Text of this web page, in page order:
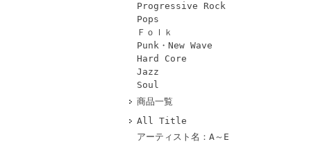
Progressive Rock
Pops
Ｆｏｌｋ
Punk・New Wave
Hard Core
Jazz
Soul
商品一覧
All Title
アーティスト名：A～E